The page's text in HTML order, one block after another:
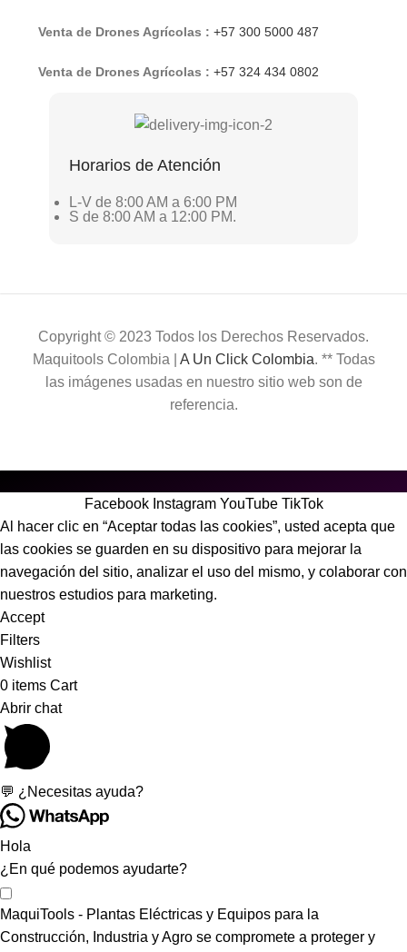
Venta de Drones Agrícolas : +57 300 5000 487
Venta de Drones Agrícolas : +57 324 434 0802
Horarios de Atención
L-V de 8:00 AM a 6:00 PM
S de 8:00 AM a 12:00 PM.
Copyright © 2023 Todos los Derechos Reservados.
Maquitools Colombia | A Un Click Colombia. ** Todas
las imágenes usadas en nuestro sitio web son de
referencia.
Facebook Instagram YouTube TikTok
Al hacer clic en “Aceptar todas las cookies”, usted acepta que
las cookies se guarden en su dispositivo para mejorar la
navegación del sitio, analizar el uso del mismo, y colaborar con
nuestros estudios para marketing.
Accept
Filters
Wishlist
0 items Cart
Abrir chat
💬 ¿Necesitas ayuda?
Hola
¿En qué podemos ayudarte?
MaquiTools - Plantas Eléctricas y Equipos para la
Construcción, Industria y Agro se compromete a proteger y